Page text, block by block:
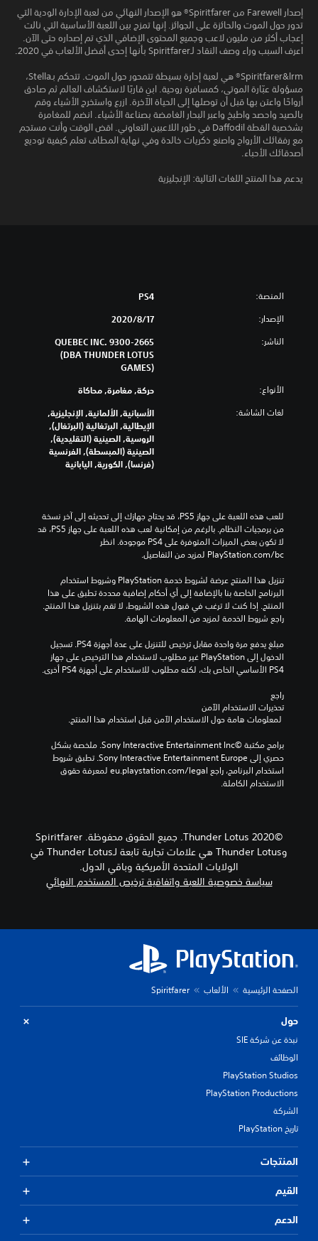
إصدار Farewell من Spiritfarer® هو الإصدار النهائي من لعبة الإدارة الودية التي
تدور حول الموت والحائزة على الجوائز. إنها تمزج بين اللعبة الأساسية التي نالت
إعجاب أكثر من مليون لاعب وجميع المحتوى الإضافي الذي تم إصداره حتى الآن.
اعرف السبب وراء وصف النقاد لـSpiritfarer بأنها إحدى أفضل الألعاب في 2020.
Spiritfarer&lrm® هي لعبة إدارة بسيطة تتمحور حول الموت. تتحكم بـStella،
مسؤولة عبّارة الموتى، كمسافرة روحية. ابنِ قاربًا لاستكشاف العالم ثم صادق
أرواحًا واعتن بها قبل أن توصلها إلى الحياة الآخرة. ازرع واستخرج الأشياء وقم
بالصيد واحصد واطبخ واعبر البحار الغامضة بصناعة الأشياء. انضم للمغامرة
بشخصية القطة Daffodil في طور اللاعبين التعاوني. اقض الوقت وأنت مستجم
مع رفقائك الأرواح واصنع ذكريات خالدة وفي نهاية المطاف تعلم كيفية توديع
أصدقائك الأحباء.
يدعم هذا المنتج اللغات التالية: الإنجليزية
المنصة: PS4
الإصدار: 17‏/8‏/2020
الناشر:
9300-2665 QUEBEC INC.
(DBA THUNDER LOTUS
GAMES)
الأنواع: حركة, مغامرة, محاكاة
لغات الشاشة:
الأسبانية, الألمانية, الإنجليزية,
الإيطالية, البرتغالية (البرتغال),
الروسية, الصينية (التقليدية),
الصينية (المبسطة), الفرنسية
(فرنسا), الكورية, اليابانية
‎PlayStation.com/bc لمزيد من التفاصيل.
راجع شروط الخدمة لمزيد من المعلومات الهامة.
PS4 الأساسي الخاص بك، لكنه مطلوب للاستخدام على أجهزة PS4 أخرى.
راجع
تحذيرات الاستخدام الآمن
الاستخدام الكاملة.
©2020 Thunder Lotus. جميع الحقوق محفوظة. Spiritfarer
وThunder Lotus هي علامات تجارية تابعة لـThunder Lotus في
الولايات المتحدة الأمريكية وباقي الدول.
سياسة خصوصية اللعبة واتفاقية ترخيص المستخدم النهائي
الصفحة الرئيسية الألعاب Spiritfarer
حول
نبذة عن شركة SIE
الوظائف
PlayStation Studios
PlayStation Productions
الشركة
تاريخ PlayStation
المنتجات
القيم
الدعم